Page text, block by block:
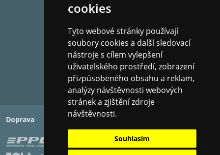
cookies
Tyto webové stránky používají
soubory cookies a další sledovací
nástroje s cílem vylepšení
uživatelského prostředí, zobrazení
přizpůsobeného obsahu a reklam,
analýzy návštěvnosti webových
stránek a zjištění zdroje
návštěvnosti.
Souhlasím
Doprava Platba